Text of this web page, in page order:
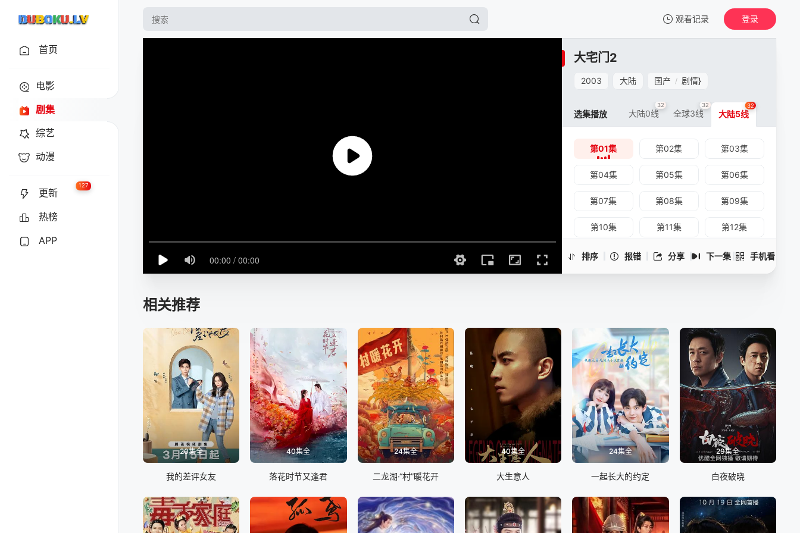
观看记录
我的观影记录
登录
首页
电影
剧集
综艺
动漫
更新
127
热榜
APP
大宅门2
2003 大陆 国产 / 剧情}
排序 报错 分享 下一集 手机看
大宅门2 -第01集
手机扫一扫继续看
选集播放 大陆0线
32
全球3线
32
大陆5线
32
第01集 第02集 第03集
第04集 第05集 第06集
第07集 第08集 第09集
第10集 第11集 第12集
第13集 第14集 第15集
第22集 第23集
第25集 第26集 第27集
第28集 第29集 第30集
第31集 第32集
相关推荐
20集全
我的差评女友
40集全
落花时节又逢君
24集全
二龙湖·“村”暖花开
40集全
大生意人
24集全
一起长大的约定
29集全
白夜破晓